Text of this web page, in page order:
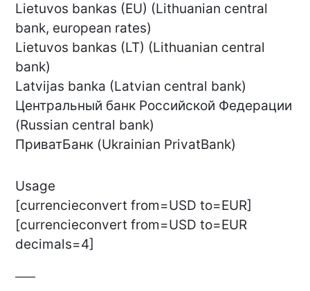
Lietuvos bankas (EU) (Lithuanian central
bank, european rates)
Lietuvos bankas (LT) (Lithuanian central
bank)
Latvijas banka (Latvian central bank)
Центральный банк Российской Федерации
(Russian central bank)
ПриватБанк (Ukrainian PrivatBank)
Usage
[currencieconvert from=USD to=EUR]
[currencieconvert from=USD to=EUR
decimals=4]